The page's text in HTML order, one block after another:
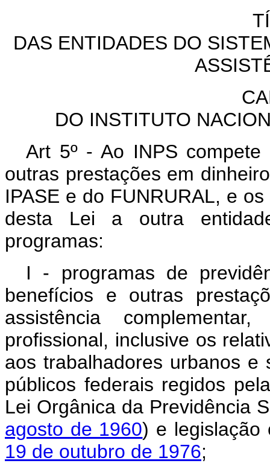
DAS ENTIDADES DO
DO INSTITUTO
Art 5º - Ao INPS
outras prestações em
IPASE e do FUNRURAL, e
desta Lei a outra
programas:
I - programas de
benefícios e outras
assistência
profissional, inclusive os
aos trabalhadores urbanos e
públicos federais regidos
Lei Orgânica da Previdência
agosto de 1960) e
19 de outubro de 1976;